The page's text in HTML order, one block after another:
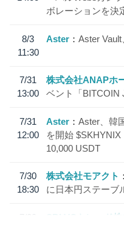
ボレーションを決
8/3
11:30
Aster Aster
7/31
13:00
株式会社ANAPホ
ベント「BITCOIN
7/31
12:00
Aster
Aster、韓
を開始
10,000 USDT
7/30
18:30
株式会社モアクト
に日本円ステーブ
7/29
SBI VCトレード株